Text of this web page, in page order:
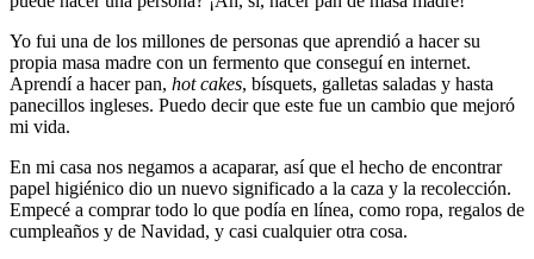
Yo fui una de los millones de personas que aprendió a hacer su
propia masa madre con un fermento que conseguí en internet.
Aprendí a hacer pan, hot cakes, bísquets, galletas saladas y hasta
panecillos ingleses. Puedo decir que este fue un cambio que mejoró
mi vida.
En mi casa nos negamos a acaparar, así que el hecho de encontrar
papel higiénico dio un nuevo significado a la caza y la recolección.
Empecé a comprar todo lo que podía en línea, como ropa, regalos de
cumpleaños y de Navidad, y casi cualquier otra cosa.